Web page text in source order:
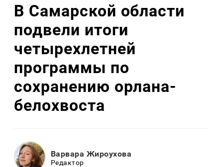
В Самарской области
подвели итоги
четырехлетней
программы по
сохранению орлана-
белохвоста
Варвара Жироухова
Редактор